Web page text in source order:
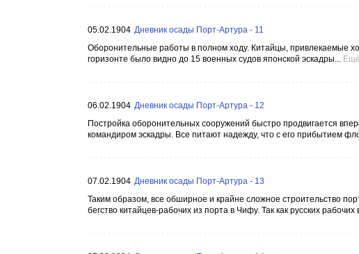
05.02.1904 Дневник осады Порт-Артура - 11
Оборонительные работы в полном ходу. Китайцы, привлекаемые
горизонте было видно до 15 военных судов японской эскадры... Ещё
06.02.1904 Дневник осады Порт-Артура - 12
Постройка оборонительных сооружений быстро продвигается
командиром эскадры. Все питают надежду, что с его прибытием
07.02.1904 Дневник осады Порт-Артура - 13
Таким образом, все обширное и крайне сложное строительство
бегство китайцев-рабочих из порта в Чифу. Так как русских